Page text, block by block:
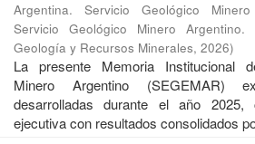
Argentina. Servicio Geológico
Servicio Geológico Minero
Geología y Recursos Minerales, 2026)
La presente Memoria Institucional
Minero Argentino (SEGEMAR)
desarrolladas durante el año 2025,
ejecutiva con resultados consolidados